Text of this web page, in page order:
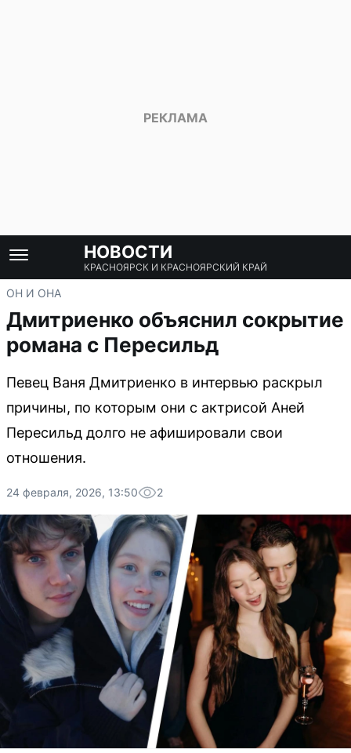
НОВОСТИ
КРАСНОЯРСК И КРАСНОЯРСКИЙ КРАЙ
ОН И ОНА
Дмитриенко объяснил сокрытие
романа с Пересильд
Певец Ваня Дмитриенко в интервью раскрыл
причины, по которым они с актрисой Аней
Пересильд долго не афишировали свои
отношения.
24 февраля, 2026, 13:50 2